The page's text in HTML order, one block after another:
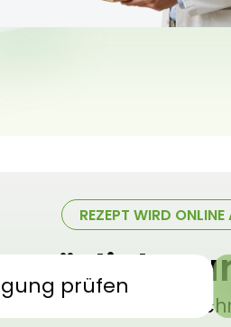
REZEPT WIRD ONLINE
Cannabis –
prüfen